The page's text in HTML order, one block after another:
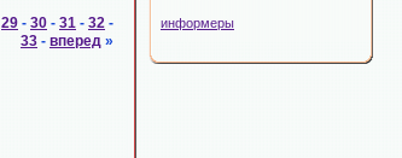
29 - 30 - 31 - 32 -
33 - вперед »
информеры